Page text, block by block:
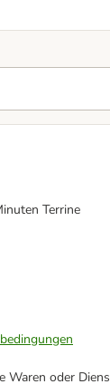
Terrine
oder